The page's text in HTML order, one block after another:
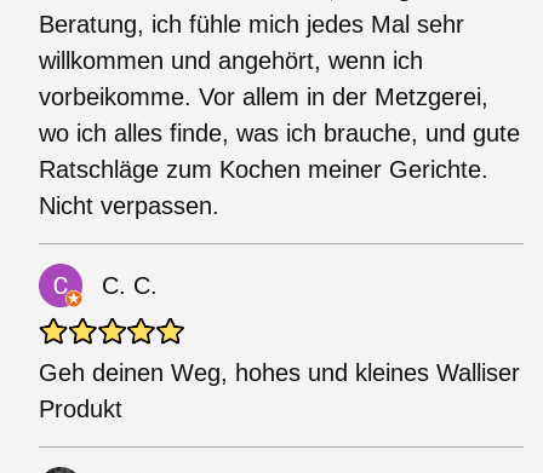
Beratung, ich fühle mich jedes Mal sehr
willkommen und angehört, wenn ich
vorbeikomme. Vor allem in der Metzgerei,
wo ich alles finde, was ich brauche, und gute
Ratschläge zum Kochen meiner Gerichte.
Nicht verpassen.
C. C.
Geh deinen Weg, hohes und kleines Walliser
Produkt